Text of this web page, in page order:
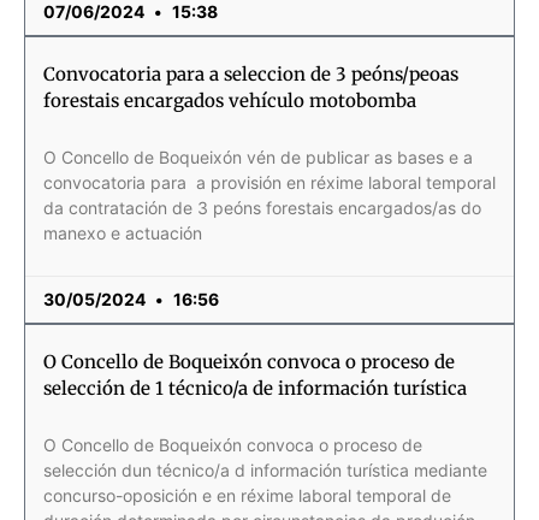
07/06/2024 15:38
Convocatoria para a seleccion de 3 peóns/peoas
forestais encargados vehículo motobomba
O Concello de Boqueixón vén de publicar as bases e a
convocatoria para a provisión en réxime laboral temporal
da contratación de 3 peóns forestais encargados/as do
manexo e actuación
30/05/2024 16:56
O Concello de Boqueixón convoca o proceso de
selección de 1 técnico/a de información turística
O Concello de Boqueixón convoca o proceso de
selección dun técnico/a d información turística mediante
concurso-oposición e en réxime laboral temporal de